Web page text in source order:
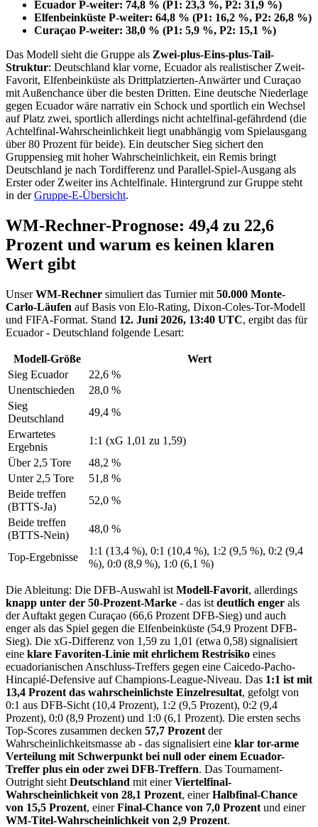
Ecuador P-weiter: 74,8 % (P1: 23,3 %, P2: 31,9 %)
Elfenbeinküste P-weiter: 64,8 % (P1: 16,2 %, P2: 26,8 %)
Curaçao P-weiter: 38,0 % (P1: 5,9 %, P2: 15,1 %)
Das Modell sieht die Gruppe als Zwei-plus-Eins-plus-Tail-
Struktur: Deutschland klar vorne, Ecuador als realistischer Zweit-
Favorit, Elfenbeinküste als Drittplatzierten-Anwärter und Curaçao
mit Außenchance über die besten Dritten. Eine deutsche Niederlage
gegen Ecuador wäre narrativ ein Schock und sportlich ein Wechsel
auf Platz zwei, sportlich allerdings nicht achtelfinal-gefährdend (die
Achtelfinal-Wahrscheinlichkeit liegt unabhängig vom Spielausgang
über 80 Prozent für beide). Ein deutscher Sieg sichert den
Gruppensieg mit hoher Wahrscheinlichkeit, ein Remis bringt
Deutschland je nach Tordifferenz und Parallel-Spiel-Ausgang als
Erster oder Zweiter ins Achtelfinale. Hintergrund zur Gruppe steht
in derGruppe-E-Übersicht.
WM-Rechner-Prognose: 49,4 zu 22,6
Prozent und warum es keinen klaren
Wert gibt
UnserWM-Rechner simuliert das Turnier mit 50.000 Monte-
Carlo-Läufen auf Basis von Elo-Rating, Dixon-Coles-Tor-Modell
und FIFA-Format. Stand 12. Juni 2026, 13:40 UTC, ergibt das für
Ecuador - Deutschland folgende Lesart:
Modell-Größe
Wert
Sieg Ecuador
22,6 %
Unentschieden
28,0 %
Sieg
Deutschland
49,4 %
Erwartetes
Ergebnis
1:1 (xG 1,01 zu 1,59)
Über 2,5 Tore
48,2 %
Unter 2,5 Tore
51,8 %
Beide treffen
(BTTS-Ja)
52,0 %
Beide treffen
(BTTS-Nein)
48,0 %
Top-Ergebnisse
1:1 (13,4 %), 0:1 (10,4 %), 1:2 (9,5 %), 0:2 (9,4
%), 0:0 (8,9 %), 1:0 (6,1 %)
Die Ableitung: Die DFB-Auswahl ist Modell-Favorit, allerdings
knapp unter der 50-Prozent-Marke - das ist deutlich enger als
der Auftakt gegen Curaçao (66,6 Prozent DFB-Sieg) und auch
enger als das Spiel gegen die Elfenbeinküste (54,9 Prozent DFB-
Sieg). Die xG-Differenz von 1,59 zu 1,01 (etwa 0,58) signalisiert
eine klare Favoriten-Linie mit ehrlichem Restrisiko eines
ecuadorianischen Anschluss-Treffers gegen eine Caicedo-Pacho-
Hincapié-Defensive auf Champions-League-Niveau. Das 1:1 ist mit
13,4 Prozent das wahrscheinlichste Einzelresultat, gefolgt von
0:1 aus DFB-Sicht (10,4 Prozent), 1:2 (9,5 Prozent), 0:2 (9,4
Prozent), 0:0 (8,9 Prozent) und 1:0 (6,1 Prozent). Die ersten sechs
Top-Scores zusammen decken 57,7 Prozent der
Wahrscheinlichkeitsmasse ab - das signalisiert eine klar tor-arme
Verteilung mit Schwerpunkt bei null oder einem Ecuador-
Treffer plus ein oder zwei DFB-Treffern. Das Tournament-
Outright sieht Deutschland mit einerViertelfinal-
Wahrscheinlichkeit von 28,1 Prozent, einerHalbfinal-Chance
von 15,5 Prozent, einerFinal-Chance von 7,0 Prozent und einer
WM-Titel-Wahrscheinlichkeit von 2,9 Prozent.